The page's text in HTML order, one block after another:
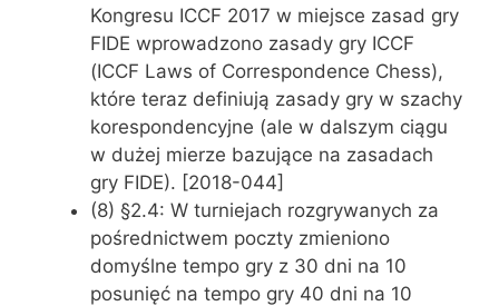
Kongresu ICCF 2017 w miejsce zasad gry
FIDE wprowadzono zasady gry ICCF
(ICCF Laws of Correspondence Chess),
które teraz definiują zasady gry w szachy
korespondencyjne (ale w dalszym ciągu
w dużej mierze bazujące na zasadach
gry FIDE). [2018-044]
(8) §2.4: W turniejach rozgrywanych za
pośrednictwem poczty zmieniono
domyślne tempo gry z 30 dni na 10
posunięć na tempo gry 40 dni na 10